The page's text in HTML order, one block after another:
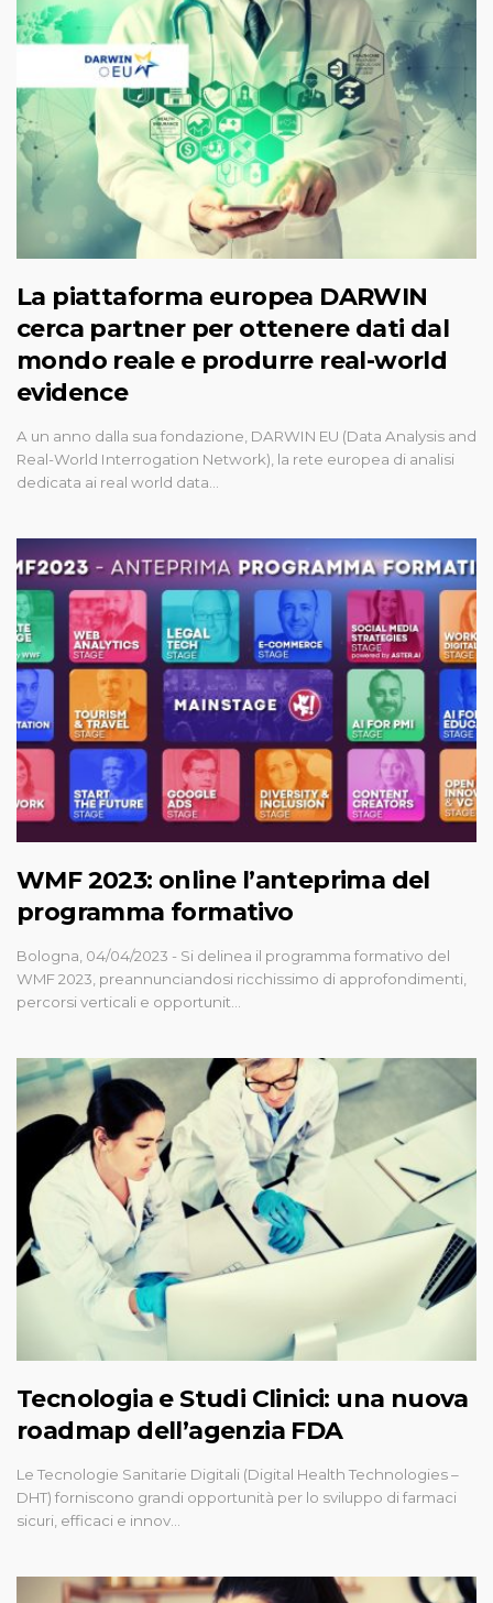
La piattaforma europea DARWIN
cerca partner per ottenere dati dal
mondo reale e produrre real-world
evidence
A un anno dalla sua fondazione, DARWIN EU (Data Analysis and
Real-World Interrogation Network), la rete europea di analisi
dedicata ai real world data…
WMF 2023: online l’anteprima del
programma formativo
Bologna, 04/04/2023 - Si delinea il programma formativo del
WMF 2023, preannunciandosi ricchissimo di approfondimenti,
percorsi verticali e opportunit…
Tecnologia e Studi Clinici: una nuova
roadmap dell’agenzia FDA
Le Tecnologie Sanitarie Digitali (Digital Health Technologies –
DHT) forniscono grandi opportunità per lo sviluppo di farmaci
sicuri, efficaci e innov…